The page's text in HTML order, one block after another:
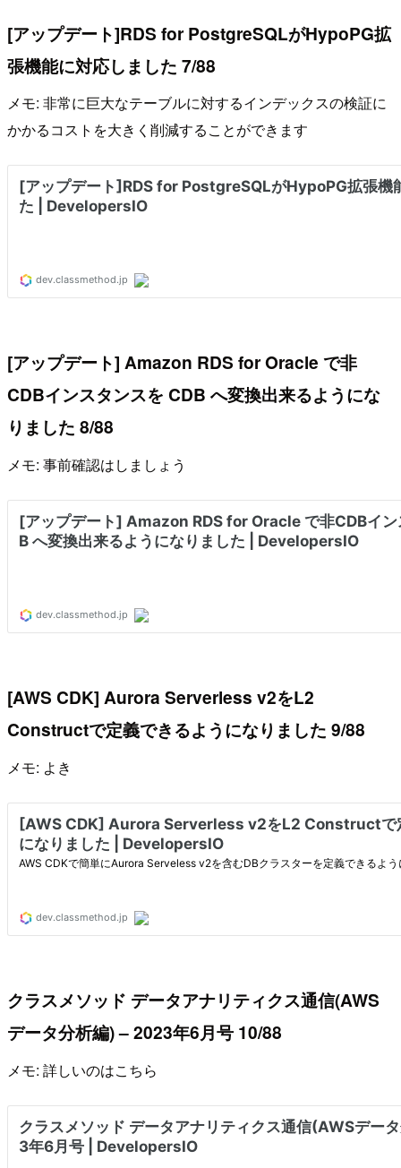
[アップデート]RDS for PostgreSQLがHypoPG拡
張機能に対応しました 7/88
メモ: 非常に巨大なテーブルに対するインデックスの検証に
かかるコストを大きく削減することができます
[アップデート] Amazon RDS for Oracle で非
CDBインスタンスを CDB へ変換出来るようにな
りました 8/88
メモ: 事前確認はしましょう
[AWS CDK] Aurora Serverless v2をL2
Constructで定義できるようになりました 9/88
メモ: よき
クラスメソッド データアナリティクス通信(AWS
データ分析編) – 2023年6月号 10/88
メモ: 詳しいのはこちら